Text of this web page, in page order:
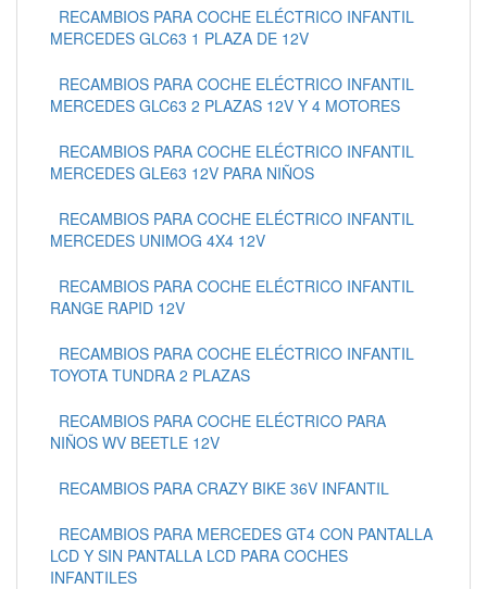
RECAMBIOS PARA COCHE ELÉCTRICO INFANTIL
MERCEDES GLC63 1 PLAZA DE 12V
RECAMBIOS PARA COCHE ELÉCTRICO INFANTIL
MERCEDES GLC63 2 PLAZAS 12V Y 4 MOTORES
RECAMBIOS PARA COCHE ELÉCTRICO INFANTIL
MERCEDES GLE63 12V PARA NIÑOS
RECAMBIOS PARA COCHE ELÉCTRICO INFANTIL
MERCEDES UNIMOG 4X4 12V
RECAMBIOS PARA COCHE ELÉCTRICO INFANTIL
RANGE RAPID 12V
RECAMBIOS PARA COCHE ELÉCTRICO INFANTIL
TOYOTA TUNDRA 2 PLAZAS
RECAMBIOS PARA COCHE ELÉCTRICO PARA
NIÑOS WV BEETLE 12V
RECAMBIOS PARA CRAZY BIKE 36V INFANTIL
RECAMBIOS PARA MERCEDES GT4 CON PANTALLA
LCD Y SIN PANTALLA LCD PARA COCHES
INFANTILES